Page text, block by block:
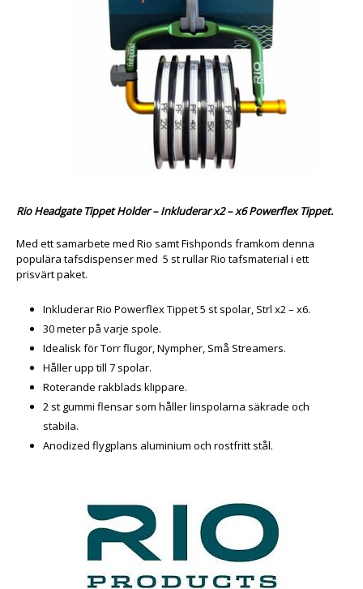
Rio Headgate Tippet Holder – Inkluderar x2 – x6 Powerflex Tippet.
Med ett samarbete med Rio samt Fishponds framkom denna
populära tafsdispenser med 5 st rullar Rio tafsmaterial i ett
prisvärt paket.
Inkluderar Rio Powerflex Tippet 5 st spolar, Strl x2 – x6.
30 meter på varje spole.
Idealisk för Torr flugor, Nympher, Små Streamers.
Håller upp till 7 spolar.
Roterande rakblads klippare.
2 st gummi flensar som håller linspolarna säkrade och
stabila.
Anodized flygplans aluminium och rostfritt stål.